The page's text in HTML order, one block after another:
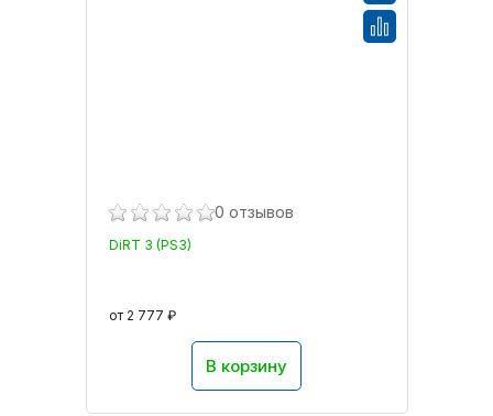
0 отзывов
DiRT 3 (PS3)
от 2 777 ₽
В корзину